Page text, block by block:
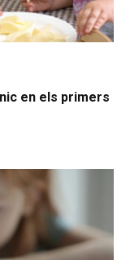
en els primers